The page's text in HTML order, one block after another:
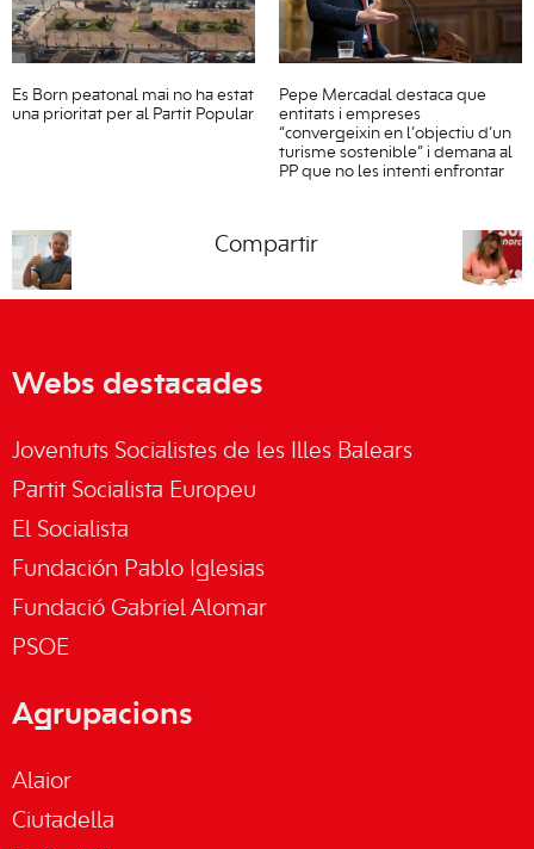
Es Born peatonal mai no ha estat
una prioritat per al Partit Popular
Pepe Mercadal destaca que
entitats i empreses
“convergeixin en l’objectiu d’un
turisme sostenible” i demana al
PP que no les intenti enfrontar
Compartir
Webs destacades
Joventuts Socialistes de les Illes Balears
Partit Socialista Europeu
El Socialista
Fundación Pablo Iglesias
Fundació Gabriel Alomar
PSOE
Agrupacions
Alaior
Ciutadella